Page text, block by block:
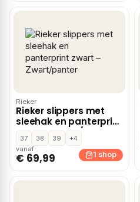
Rieker
Rieker slippers met
sleehak en panterprint
zwart – Zwart/panter
37 38 39
+4
vanaf
€ 69,99 1 shop